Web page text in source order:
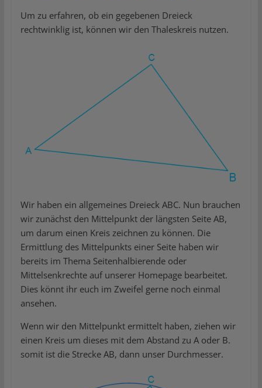
Um zu erfahren, ob ein gegebenen Dreieck
rechtwinklig ist, können wir den Thaleskreis nutzen.
Wir haben ein allgemeines Dreieck ABC. Nun brauchen
wir zunächst den Mittelpunkt der längsten Seite AB,
um darum einen Kreis zeichnen zu können. Die
Ermittlung des Mittelpunkts einer Seite haben wir
bereits im Thema Seitenhalbierende oder
Mittelsenkrechte auf unserer Homepage bearbeitet.
Dies könnt ihr euch im Zweifel gerne noch einmal
ansehen.
Wenn wir den Mittelpunkt ermittelt haben, ziehen wir
einen Kreis um dieses mit dem Abstand zu A oder B.
somit ist die Strecke AB, dann unser Durchmesser.